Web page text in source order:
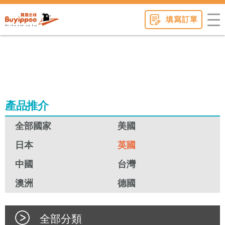
填寫訂單
產品推介
全部國家
美國
日本
英國
中國
台灣
澳洲
德國
全部分類